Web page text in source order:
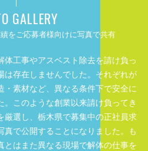
GALLERY
をご応募者様向けに写真で共有
工事やアスベスト除去を請け負っ
は存在しませんでした。それぞれが
素材など、異なる条件下で安全に
このような創業以来請け負ってき
厳選し、栃木県で募集中の正社員求
真で公開することになりました。も
とはまた異なる現場で解体の仕事を